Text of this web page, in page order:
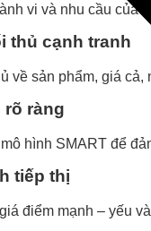
vi và nhu cầu của
thủ cạnh tranh
về sản phẩm, giá
ràng
hình SMART để
tiếp thị
điểm mạnh – yếu